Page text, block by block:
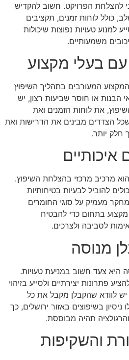
להצלחת הפרויקט. חשוב להקדיש
כולל לוחות זמנים, תקציבים
למנוע טעויות נפוצות שיכולות
משמעותיים.
עם בעלי מקצוע
המעורבים בתהליך השיפוץ
הבנות או חוסר שביעות רצון, יש
את לוחות הזמנים ואת
הצדדים מבינים את הדרישות ואת
חלק יותר.
איכותיים
מרכיב מרכזי בהצלחת השיפוץ.
להוביל לבעיות בטיחותיות
מעמיק על סוגי החומרים
מקצוע בתחום כדי להבטיח
לסביבה ולצרכים.
מנוסה
היא צעד חשוב במניעת טעויות.
פתרונות יצירתיים ולסייע בזיהוי
יש לוודא שהקבלן מקבל את כל
בשיפוצים באזור ירושלים, כך
תהיה מבוססת.
והשקיפות